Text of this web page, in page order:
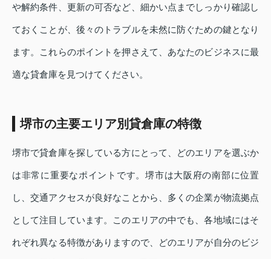
や解約条件、更新の可否など、細かい点までしっかり確認し
ておくことが、後々のトラブルを未然に防ぐための鍵となり
ます。これらのポイントを押さえて、あなたのビジネスに最
適な貸倉庫を見つけてください。
堺市の主要エリア別貸倉庫の特徴
堺市で貸倉庫を探している方にとって、どのエリアを選ぶか
は非常に重要なポイントです。堺市は大阪府の南部に位置
し、交通アクセスが良好なことから、多くの企業が物流拠点
として注目しています。このエリアの中でも、各地域にはそ
れぞれ異なる特徴がありますので、どのエリアが自分のビジ